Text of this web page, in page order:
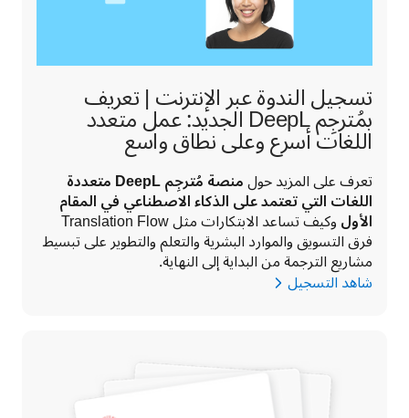
تسجيل الندوة عبر الإنترنت | تعريف
بمُترجِم ‎DeepL‏ الجديد: عمل متعدد
اللغات أسرع وعلى نطاق واسع
تعرف على المزيد حول
الأول وكيف تساعد الابتكارات مثل Translation Flow
فرق التسويق والموارد البشرية والتعلم والتطوير على تبسيط
مشاريع الترجمة من البداية إلى النهاية.
شاهد التسجيل